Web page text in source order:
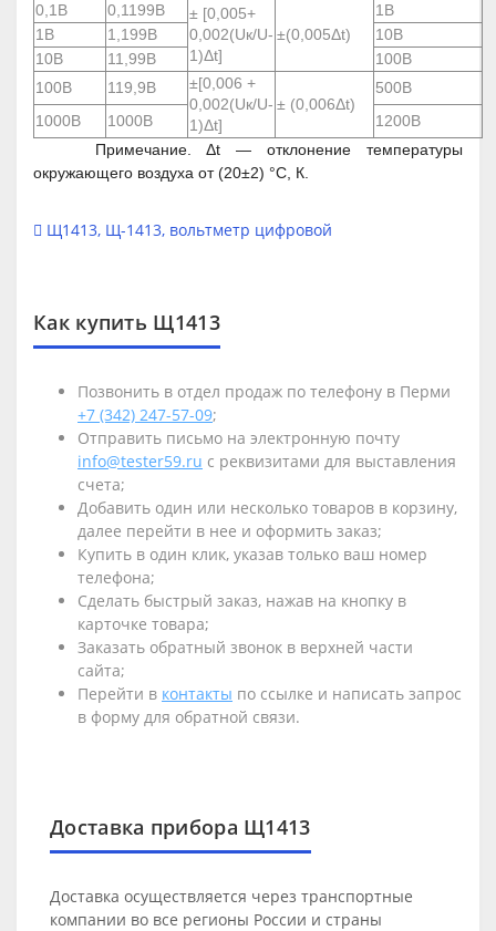
0,1В
0,1199В
± [0,005+
0,002(Uк/U-
1)Δt]
±(0,005Δt)
1В
1В
1,199В
10В
10В
11,99В
100В
100В
119,9В
±[0,006 +
0,002(Uк/U-
1)Δt]
± (0,006Δt)
500В
1000В
1000В
1200В
Примечание. Δt — отклонение температуры
окружающего воздуха от (20±2) °С, К.
Щ1413, Щ-1413, вольтметр цифровой
Как купить Щ1413
Позвонить в отдел продаж по телефону в Перми
+7 (342) 247-57-09;
Отправить письмо на электронную почту
info@tester59.ru с реквизитами для выставления
счета;
Добавить один или несколько товаров в корзину,
далее перейти в нее и оформить заказ;
Купить в один клик, указав только ваш номер
телефона;
Сделать быстрый заказ, нажав на кнопку в
карточке товара;
Заказать обратный звонок в верхней части
сайта;
Перейти в контакты по ссылке и написать запрос
в форму для обратной связи.
Доставка прибора Щ1413
Доставка осуществляется через транспортные
компании во все регионы России и страны